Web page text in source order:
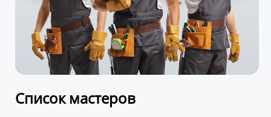
Список мастеров